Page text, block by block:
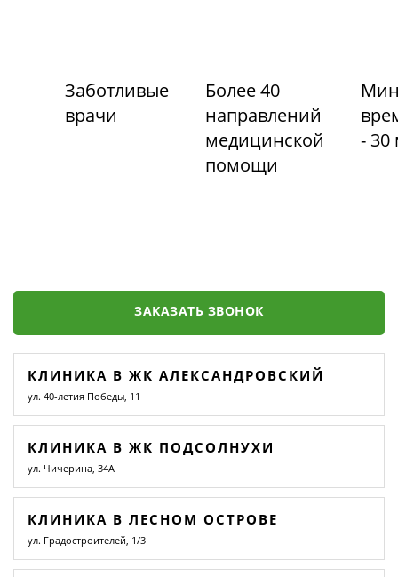
Заботливые
врачи
Более 40
направлений
медицинской
помощи
- 30
ЗАКАЗАТЬ ЗВОНОК
КЛИНИКА В ЖК АЛЕКСАНДРОВСКИЙ
ул. 40-летия Победы, 11
КЛИНИКА В ЖК ПОДСОЛНУХИ
ул. Чичерина, 34А
КЛИНИКА В ЛЕСНОМ ОСТРОВЕ
ул. Градостроителей, 1/3